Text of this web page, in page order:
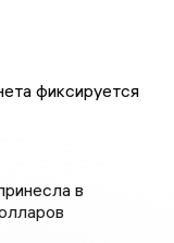
фиксируется
в